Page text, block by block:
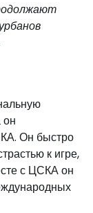
он
Он быстро
к игре,
с ЦСКА он